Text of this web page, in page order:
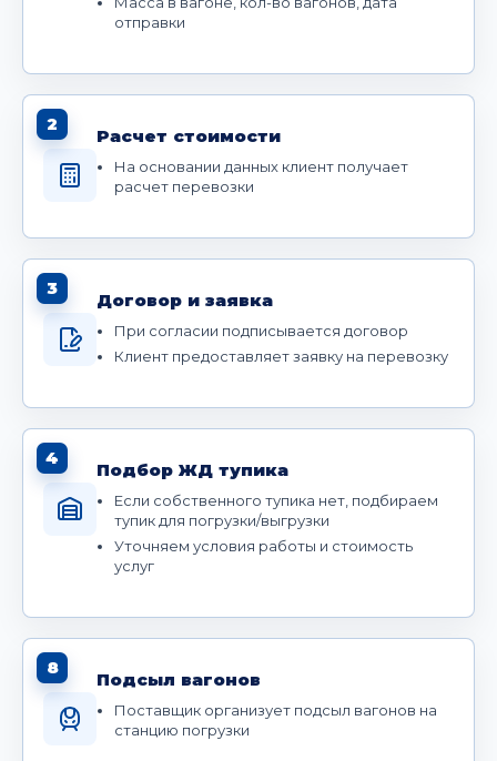
отправки
2
Расчет стоимости
На основании данных клиент получает
расчет перевозки
3
Договор и заявка
При согласии подписывается договор
Клиент предоставляет заявку на перевозку
4
Подбор ЖД тупика
Если собственного тупика нет, подбираем
тупик для погрузки/выгрузки
Уточняем условия работы и стоимость
услуг
8
Подсыл вагонов
Поставщик организует подсыл вагонов на
станцию погрузки